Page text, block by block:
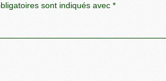
sont indiqués avec *